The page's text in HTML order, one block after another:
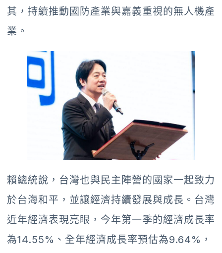
其，持續推動國防產業與嘉義重視的無人機產
業。
賴總統說，台灣也與民主陣營的國家一起致力
於台海和平，並讓經濟持續發展與成長。台灣
近年經濟表現亮眼，今年第一季的經濟成長率
為14.55%、全年經濟成長率預估為9.64%，